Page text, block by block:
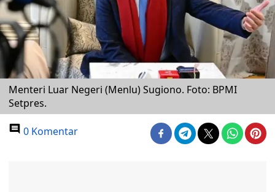
Menteri Luar Negeri (Menlu) Sugiono. Foto: BPMI
Setpres.
0 Komentar